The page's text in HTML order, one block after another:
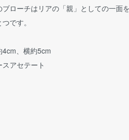
ブローチはリアの「親」としての一面
です。
、横約5cm
アセテート